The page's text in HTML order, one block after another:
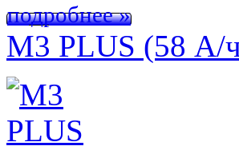
подробнее »
M3 PLUS (58 А/